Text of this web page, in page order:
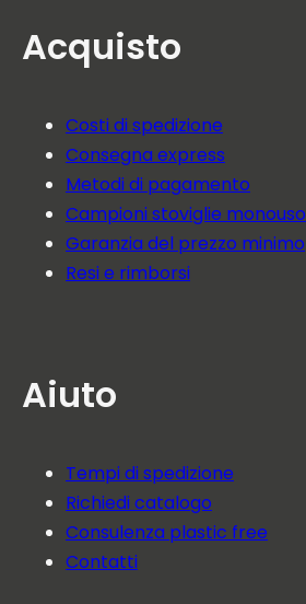
Acquisto
Costi di spedizione
Consegna express
Metodi di pagamento
Campioni stoviglie monouso
Garanzia del prezzo minimo
Resi e rimborsi
Aiuto
Tempi di spedizione
Richiedi catalogo
Consulenza plastic free
Contatti